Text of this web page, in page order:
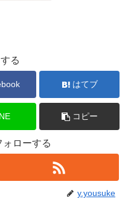
る
はてブ
コピー
ローする
y.yousuke